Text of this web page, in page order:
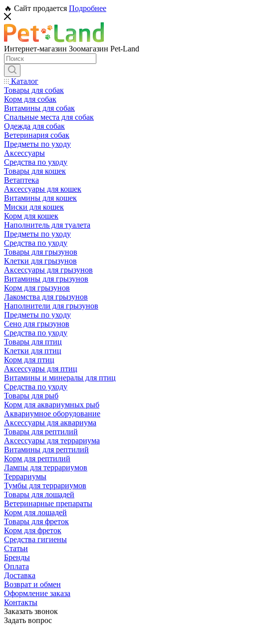
🔥 Сайт продается Подробнее
Интернет-магазин Зоомагазин Pet-Land
Каталог
Товары для собак
Корм для собак
Витамины для собак
Спальные места для собак
Одежда для собак
Ветеринария собак
Предметы по уходу
Аксессуары
Средства по уходу
Товары для кошек
Ветаптека
Аксессуары для кошек
Витамины для кошек
Миски для кошек
Корм для кошек
Наполнитель для туалета
Предметы по уходу
Средства по уходу
Товары для грызунов
Клетки для грызунов
Аксессуары для грызунов
Витамины для грызунов
Корм для грызунов
Лакомства для грызунов
Наполнители для грызунов
Предметы по уходу
Сено для грызунов
Средства по уходу
Товары для птиц
Клетки для птиц
Корм для птиц
Аксессуары для птиц
Витамины и минералы для птиц
Средства по уходу
Товары для рыб
Корм для аквариумных рыб
Аквариумное оборудование
Аксессуары для аквариума
Товары для рептилий
Аксессуары для террариума
Витамины для рептилий
Корм для рептилий
Лампы для террариумов
Террариумы
Тумбы для террариумов
Товары для лошадей
Ветеринарные препараты
Корм для лошадей
Товары для фреток
Корм для фреток
Средства гигиены
Статьи
Бренды
Оплата
Доставка
Возврат и обмен
Оформление заказа
Контакты
Заказать звонок
Задать вопрос